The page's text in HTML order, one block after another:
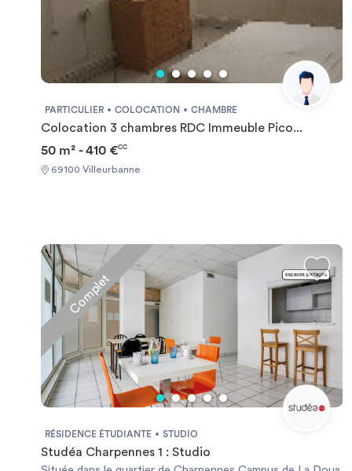
PARTICULIER COLOCATION CHAMBRE
Colocation 3 chambres RDC Immeuble Pico...
50 m² - 410 €CC
69100 Villeurbanne
Complet
RÉSIDENCE ÉTUDIANTE STUDIO
Studéa Charpennes 1 : Studio